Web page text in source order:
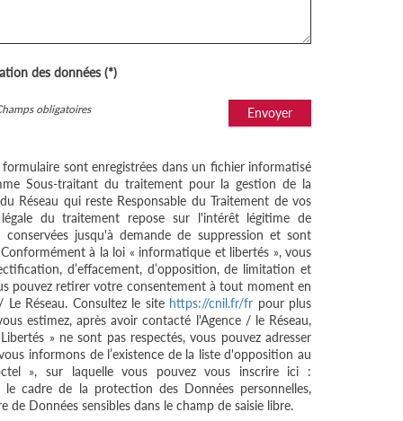
des données (*)
Envoyer
obligatoires
sont enregistrées dans un fichier informatisé
Sous-traitant du traitement pour la gestion de la
Réseau qui reste Responsable du Traitement de vos
légale du traitement repose sur l'intérêt légitime de
jusqu'à demande de suppression et sont
à la loi « informatique et libertés », vous
d’effacement, d’opposition, de limitation et
pouvez retirer votre consentement à tout moment en
Réseau. Consultez le site https://cnil.fr/fr pour plus
estimez, après avoir contacté l'Agence / le Réseau,
» ne sont pas respectés, vous pouvez adresser
informons de l’existence de la liste d'opposition au
», sur laquelle vous pouvez vous inscrire ici :
le cadre de la protection des Données personnelles,
de Données sensibles dans le champ de saisie libre.